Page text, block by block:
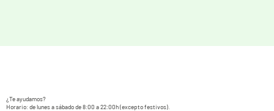
¿Te ayudamos?
Horario: de lunes a sábado de 8:00 a 22:00h (excepto festivos).